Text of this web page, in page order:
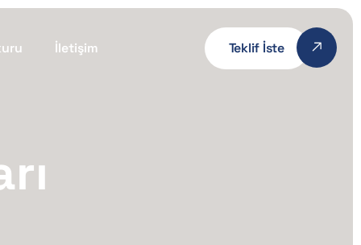
İletişim Teklif İste